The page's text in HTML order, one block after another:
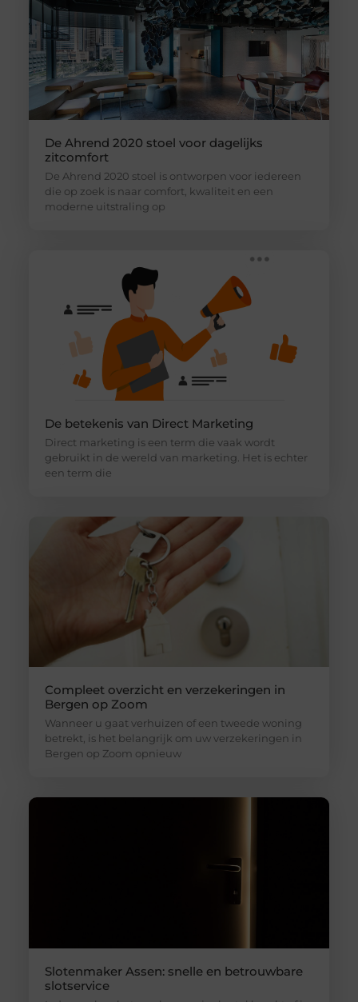
De Ahrend 2020 stoel voor dagelijks
zitcomfort
De Ahrend 2020 stoel is ontworpen voor iedereen
die op zoek is naar comfort, kwaliteit en een
moderne uitstraling op
De betekenis van Direct Marketing
Direct marketing is een term die vaak wordt
gebruikt in de wereld van marketing. Het is echter
een term die
Compleet overzicht en verzekeringen in
Bergen op Zoom
Wanneer u gaat verhuizen of een tweede woning
betrekt, is het belangrijk om uw verzekeringen in
Bergen op Zoom opnieuw
Slotenmaker Assen: snelle en betrouwbare
slotservice